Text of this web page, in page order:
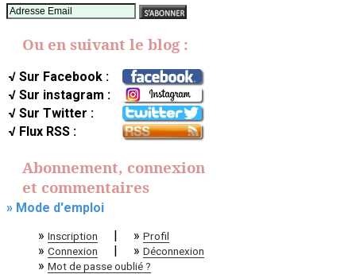
Ou en suivant le blog :
√ Sur Facebook :
√ Sur instagram :
√ Sur Twitter :
√ Flux RSS :
Abonnement, connexion
et commentaires
» Mode d'emploi
» Inscription | » Profil
» Connexion | » Déconnexion
» Mot de passe oublié ?